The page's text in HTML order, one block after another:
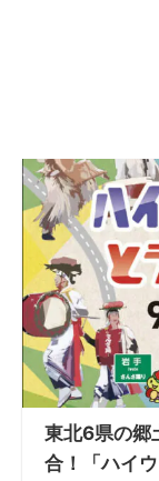
東北6県の郷
合！「ハイ